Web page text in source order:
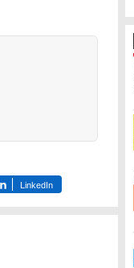
LinkedIn